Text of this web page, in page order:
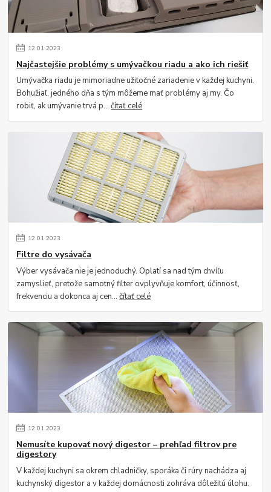
12.01.2023
Najčastejšie problémy s umývačkou riadu a ako ich riešiť
Umývačka riadu je mimoriadne užitočné zariadenie v každej kuchyni.
Bohužiaľ, jedného dňa s tým môžeme mať problémy aj my. Čo
robiť, ak umývanie trvá p...čítať celé
12.01.2023
Filtre do vysávača
Výber vysávača nie je jednoduchý. Oplatí sa nad tým chvíľu
zamyslieť, pretože samotný filter ovplyvňuje komfort, účinnosť,
frekvenciu a dokonca aj cen...čítať celé
12.01.2023
Nemusíte kupovať nový digestor – prehľad filtrov pre
digestory
V každej kuchyni sa okrem chladničky, sporáka či rúry nachádza aj
kuchynský digestor a v každej domácnosti zohráva dôležitú úlohu.